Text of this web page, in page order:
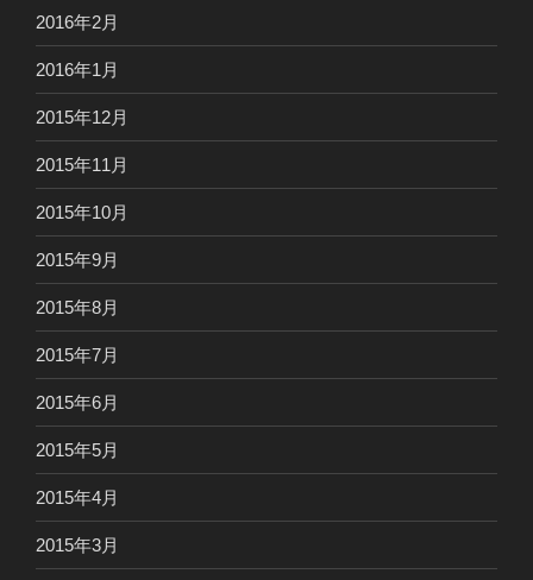
2016年2月
2016年1月
2015年12月
2015年11月
2015年10月
2015年9月
2015年8月
2015年7月
2015年6月
2015年5月
2015年4月
2015年3月